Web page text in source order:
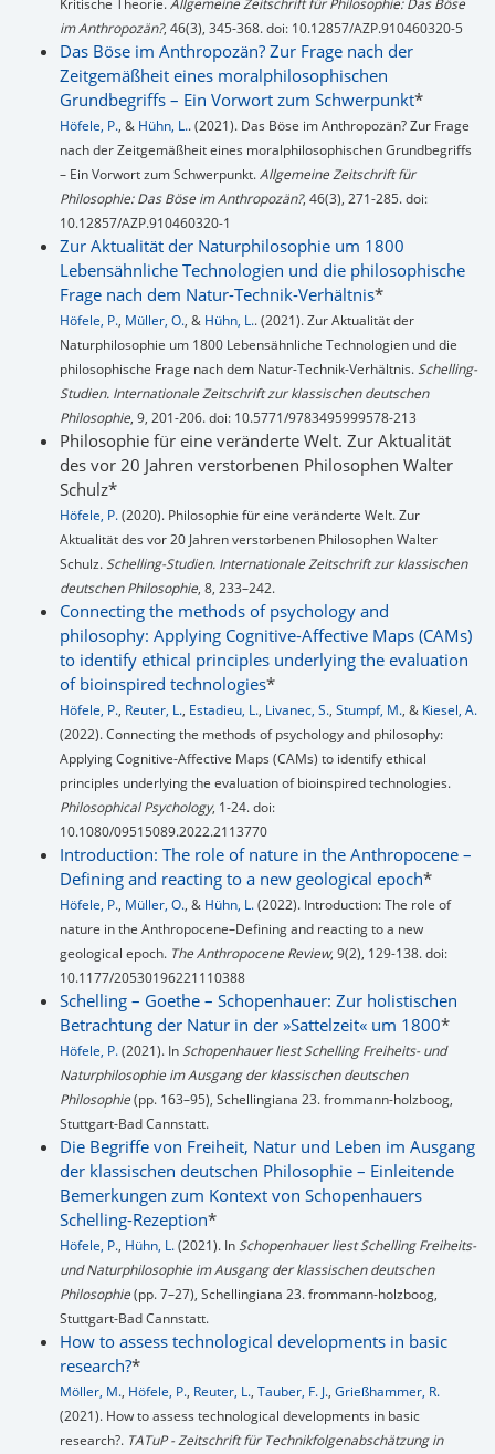
Kritische Theorie.Allgemeine Zeitschrift für Philosophie: Das Böse
im Anthropozän?, 46(3), 345-368. doi: 10.12857/AZP.910460320-5
Das Böse im Anthropozän? Zur Frage nach der
Zeitgemäßheit eines moralphilosophischen
Grundbegriffs – Ein Vorwort zum Schwerpunkt*
Höfele, P., & Hühn, L.. (2021). Das Böse im Anthropozän? Zur Frage
nach der Zeitgemäßheit eines moralphilosophischen Grundbegriffs
– Ein Vorwort zum Schwerpunkt.Allgemeine Zeitschrift für
Philosophie: Das Böse im Anthropozän?, 46(3), 271-285. doi:
10.12857/AZP.910460320-1
Zur Aktualität der Naturphilosophie um 1800
Lebensähnliche Technologien und die philosophische
Frage nach dem Natur-Technik-Verhältnis*
Höfele, P., Müller, O., & Hühn, L.. (2021). Zur Aktualität der
Naturphilosophie um 1800 Lebensähnliche Technologien und die
philosophische Frage nach dem Natur-Technik-Verhältnis.Schelling-
Studien. Internationale Zeitschrift zur klassischen deutschen
Philosophie, 9, 201-206. doi: 10.5771/9783495999578-213
Philosophie für eine veränderte Welt. Zur Aktualität
des vor 20 Jahren verstorbenen Philosophen Walter
Schulz*
Höfele, P.(2020). Philosophie für eine veränderte Welt. Zur
Aktualität des vor 20 Jahren verstorbenen Philosophen Walter
Schulz.Schelling-Studien. Internationale Zeitschrift zur klassischen
deutschen Philosophie, 8, 233–242.
Connecting the methods of psychology and
philosophy: Applying Cognitive-Affective Maps (CAMs)
to identify ethical principles underlying the evaluation
of bioinspired technologies*
Höfele, P., Reuter, L., Estadieu, L., Livanec, S., Stumpf, M., & Kiesel, A.
(2022). Connecting the methods of psychology and philosophy:
Applying Cognitive-Affective Maps (CAMs) to identify ethical
principles underlying the evaluation of bioinspired technologies.
Philosophical Psychology, 1-24. doi:
10.1080/09515089.2022.2113770
Introduction: The role of nature in the Anthropocene –
Defining and reacting to a new geological epoch*
Höfele, P., Müller, O., & Hühn, L.(2022). Introduction: The role of
nature in the Anthropocene–Defining and reacting to a new
geological epoch. The Anthropocene Review, 9(2), 129-138. doi:
10.1177/20530196221110388
Schelling – Goethe – Schopenhauer: Zur holistischen
Betrachtung der Natur in der »Sattelzeit« um 1800*
Höfele, P.(2021). InSchopenhauer liest Schelling Freiheits- und
Naturphilosophie im Ausgang der klassischen deutschen
Philosophie(pp. 163–95), Schellingiana 23. frommann-holzboog,
Stuttgart-Bad Cannstatt.
Die Begriffe von Freiheit, Natur und Leben im Ausgang
der klassischen deutschen Philosophie – Einleitende
Bemerkungen zum Kontext von Schopenhauers
Schelling-Rezeption*
Höfele, P., Hühn, L.(2021). InSchopenhauer liest Schelling Freiheits-
und Naturphilosophie im Ausgang der klassischen deutschen
Philosophie(pp. 7–27), Schellingiana 23. frommann-holzboog,
Stuttgart-Bad Cannstatt.
How to assess technological developments in basic
research?*
Möller, M., Höfele, P., Reuter, L., Tauber, F. J., Grießhammer, R.
(2021). How to assess technological developments in basic
research?. TATuP - Zeitschrift für Technikfolgenabschätzung in